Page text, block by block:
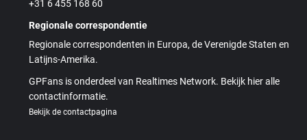
+31 6 455 168 60
Regionale correspondentie
Regionale correspondenten in Europa, de Verenigde Staten en
Latijns-Amerika.
GPFans is onderdeel van Realtimes Network. Bekijk hier alle
contactinformatie.
Bekijk de contactpagina